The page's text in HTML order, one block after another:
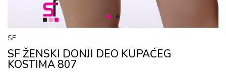
1 2
SF
SF ŽENSKI DONJI DEO KUPAĆEG
KOSTIMA 807